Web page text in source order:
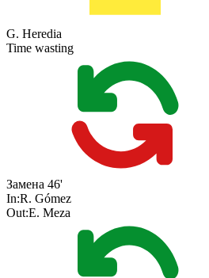
G. Heredia
Time wasting
Замена 46'
In:R. Gómez
Out:E. Meza